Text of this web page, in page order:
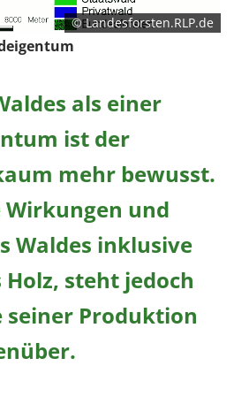
© Landesforsten.RLP.de
als einer
ist der
mehr bewusst.
Wirkungen und
Waldes inklusive
steht jedoch
seiner Produktion